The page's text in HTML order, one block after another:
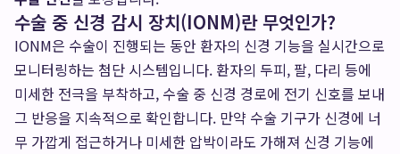
수술 중 신경 감시 장치(IONM)란 무엇인가?
IONM은 수술이 진행되는 동안 환자의 신경 기능을 실시간으로
모니터링하는 첨단 시스템입니다. 환자의 두피, 팔, 다리 등에
미세한 전극을 부착하고, 수술 중 신경 경로에 전기 신호를 보내
그 반응을 지속적으로 확인합니다. 만약 수술 기구가 신경에 너
무 가깝게 접근하거나 미세한 압박이라도 가해져 신경 기능에